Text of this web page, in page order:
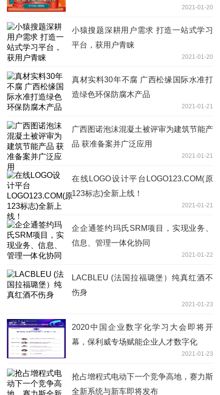
2021-01-20
小猿搜题深耕用户需求 打造一站式学习
平台，获用户青睐
2021-01-20
真材实料30年不腐 广西松缘国际水准打
造绿色环保防腐木产品
2021-01-21
广西图诺泡沫混凝土被评审为建筑节能产
品 获准备案并广泛应用
2021-01-21
在线LOGO设计平台LOGO123.COM(原
123标志)全新上线！
2021-01-21
企企通签约玛氏SRM项目，实现业务、
信息、管理一体化协同
2021-01-22
LACBLEU (法国拉福璐堡）纯真红酒不
伤身
2021-01-23
2020中国企业数字化学习大会即将开
幕，保利威专场赋能企业人才数字化
2021-01-23
抢占增程式电动下一个竞争高地，赛力斯
全新系统与新车即将发布